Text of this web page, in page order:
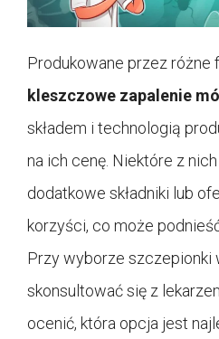
Produkowane przez różne
kleszczowe zapalenie
składem i technologią
na ich cenę. Niektóre z
dodatkowe składniki lub
korzyści, co może
Przy wyborze szczepionki
skonsultować się z
ocenić, która opcja jest